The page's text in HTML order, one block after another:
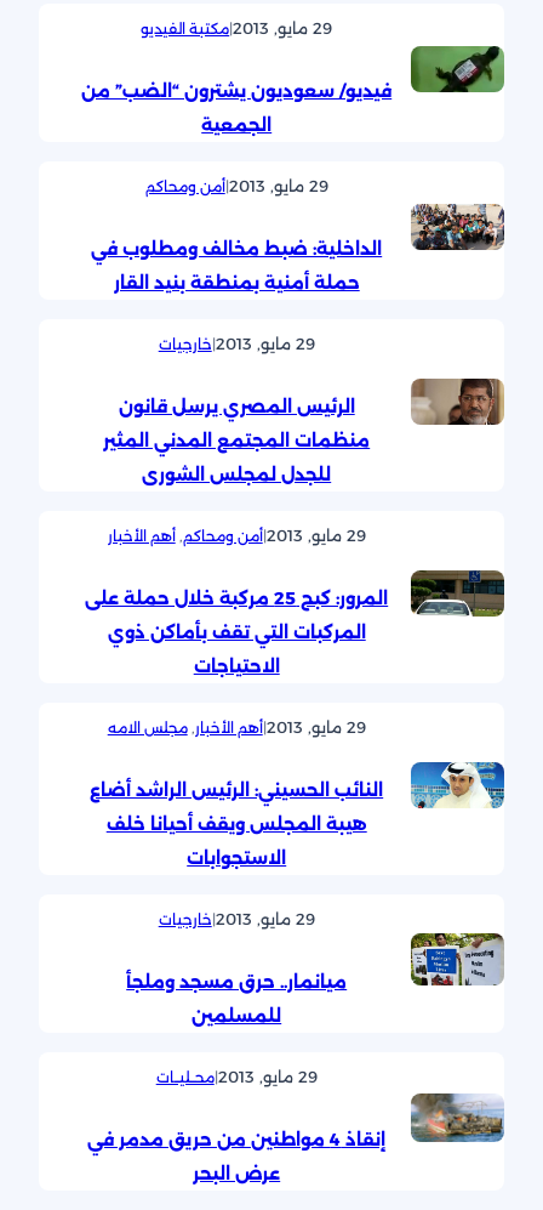
29 مايو, 2013 |مكتبة الفيديو
فيديو/ سعوديون يشترون “الضب” من
الجمعية
29 مايو, 2013 |أمن ومحاكم
الداخلية: ضبط مخالف ومطلوب في
حملة أمنية بمنطقة بنيد القار
29 مايو, 2013 |خارجيات
الرئيس المصري يرسل قانون
منظمات المجتمع المدني المثير
للجدل لمجلس الشورى
29 مايو, 2013 |أمن ومحاكم, أهم الأخبار
المرور: كبح 25 مركبة خلال حملة على
المركبات التي تقف بأماكن ذوي
الاحتياجات
29 مايو, 2013 |أهم الأخبار, مجلس الامه
النائب الحسيني: الرئيس الراشد أضاع
هيبة المجلس ويقف أحيانا خلف
الاستجوابات
29 مايو, 2013 |خارجيات
ميانمار.. حرق مسجد وملجأ
للمسلمين
29 مايو, 2013 |محــليــات
إنقاذ 4 مواطنين من حريق مدمر في
عرض البحر